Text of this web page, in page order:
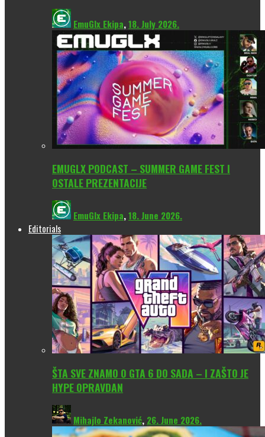
EmuGlx Ekipa,18. July 2026.
EMUGLX PODCAST – SUMMER GAME FEST I
OSTALE PREZENTACIJE
EmuGlx Ekipa,18. June 2026.
Editorials
ŠTA SVE ZNAMO O GTA 6 DO SADA – I ZAŠTO JE
HYPE OPRAVDAN
Mihajlo Zekanović, 26. June 2026.